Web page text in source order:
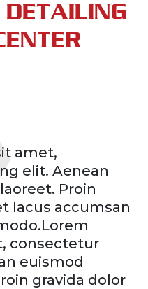
amet,
elit. Aenean
Proin
lacus accumsan
consectetur
euismod
gravida dolor